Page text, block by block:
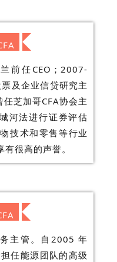
前任CEO；2007-
及企业信贷研究主
芝加哥CFA协会主
河法进行证券评估
技术和零售等行业
很高的声誉。
主管。自2005 年
任能源团队的高级